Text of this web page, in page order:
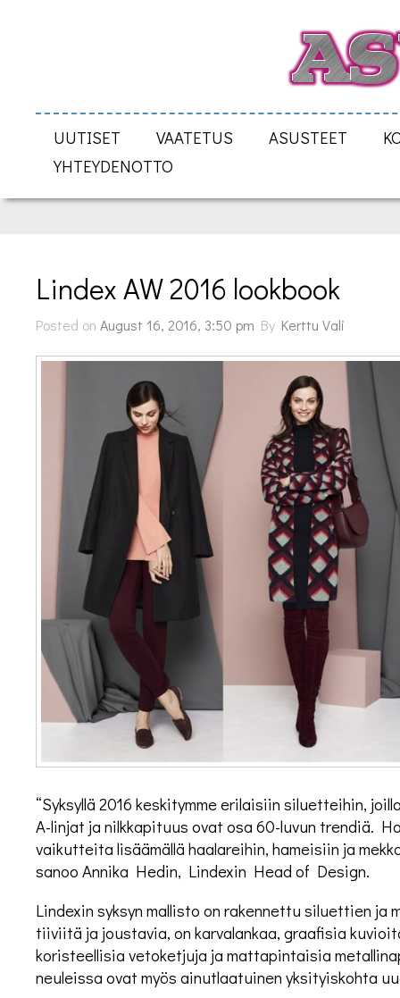
UUTISET VAATETUS ASUSTEET
YHTEYDENOTTO
Lindex AW 2016 lookbook
Posted on August 16, 2016, 3:50 pm By Kerttu Vali
“Syksyllä 2016 keskitymme erilaisiin siluetteihin,
A-linjat ja nilkkapituus ovat osa 60-luvun trendiä.
vaikutteita lisäämällä haalareihin, hameisiin ja
sanoo Annika Hedin, Lindexin Head of Design.
Lindexin syksyn mallisto on rakennettu siluettien
tiiviitä ja joustavia, on karvalankaa, graafisia
koristeellisia vetoketjuja ja mattapintaisia
neuleissa ovat myös ainutlaatuinen yksityiskohta